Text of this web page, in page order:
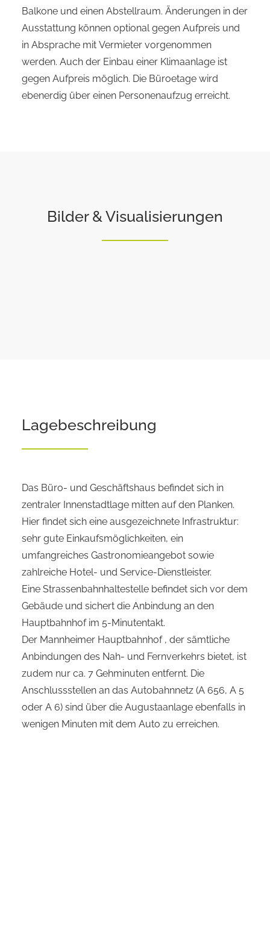
Balkone und einen Abstellraum. Änderungen in der
Ausstattung können optional gegen Aufpreis und
in Absprache mit Vermieter vorgenommen
werden. Auch der Einbau einer Klimaanlage ist
gegen Aufpreis möglich. Die Büroetage wird
ebenerdig über einen Personenaufzug erreicht.
Bilder & Visualisierungen
Lagebeschreibung
Das Büro- und Geschäftshaus befindet sich in
zentraler Innenstadtlage mitten auf den Planken.
Hier findet sich eine ausgezeichnete Infrastruktur:
sehr gute Einkaufsmöglichkeiten, ein
umfangreiches Gastronomieangebot sowie
zahlreiche Hotel- und Service-Dienstleister.
Eine Strassenbahnhaltestelle befindet sich vor dem
Gebäude und sichert die Anbindung an den
Hauptbahnhof im 5-Minutentakt.
Der Mannheimer Hauptbahnhof , der sämtliche
Anbindungen des Nah- und Fernverkehrs bietet, ist
zudem nur ca. 7 Gehminuten entfernt. Die
Anschlussstellen an das Autobahnnetz (A 656, A 5
oder A 6) sind über die Augustaanlage ebenfalls in
wenigen Minuten mit dem Auto zu erreichen.